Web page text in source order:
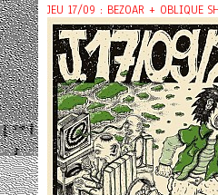
JEU 17/09 : BEZOAR + OBLIQUE